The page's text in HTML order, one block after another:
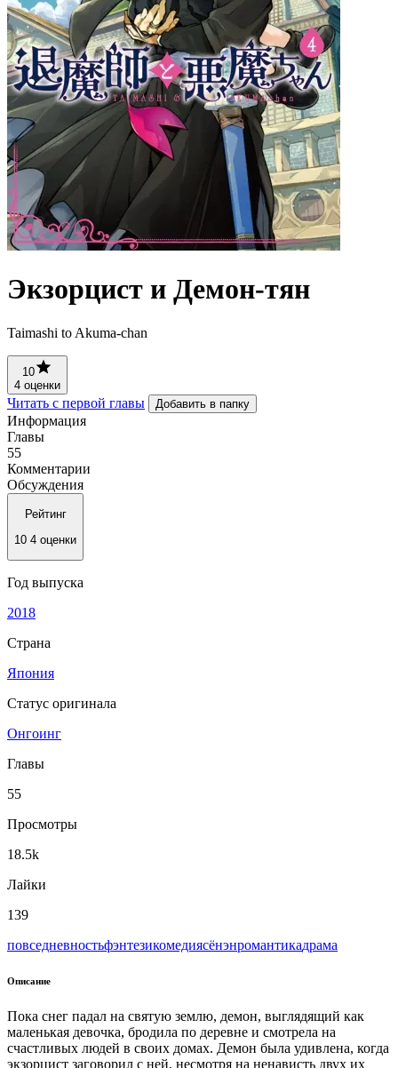
Экзорцист и Демон-тян
Taimashi to Akuma-chan
10
4 оценки
Читать с первой главы Добавить в папку
Информация
Главы
55
Комментарии
Обсуждения
Рейтинг
10 4 оценки
Год выпуска
2018
Страна
Япония
Статус оригинала
Онгоинг
Главы
55
Просмотры
18.5k
Лайки
139
повседневностьфэнтезикомедиясёнэнромантикадрама
Описание
Пока снег падал на святую землю, демон, выглядящий как
маленькая девочка, бродила по деревне и смотрела на
счастливых людей в своих домах. Демон была удивлена, когда
экзорцист заговорил с ней, несмотря на ненависть двух их